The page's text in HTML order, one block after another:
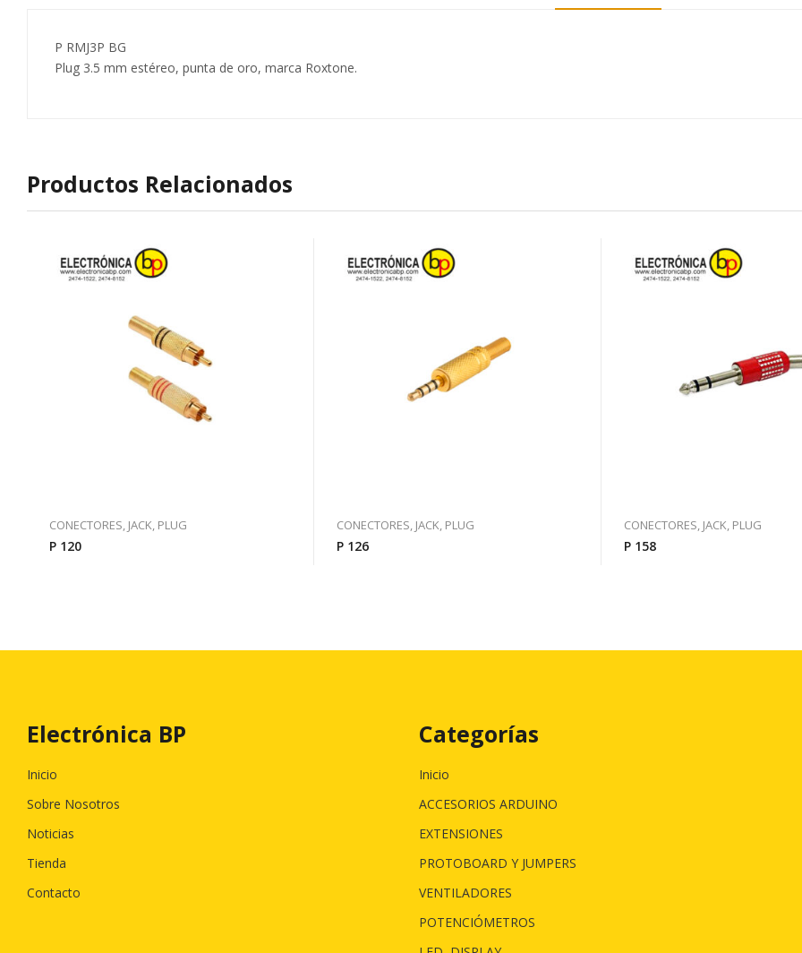
P RMJ3P BG
Plug 3.5 mm estéreo, punta de oro, marca Roxtone.
Productos Relacionados
CONECTORES, JACK, PLUG
P 120
CONECTORES, JACK, PLUG
P 126
CONECTORES, JACK, PLUG
P 158
Electrónica BP
Inicio
Sobre Nosotros
Noticias
Tienda
Contacto
Categorías
Inicio
ACCESORIOS ARDUINO
EXTENSIONES
PROTOBOARD Y JUMPERS
VENTILADORES
POTENCIÓMETROS